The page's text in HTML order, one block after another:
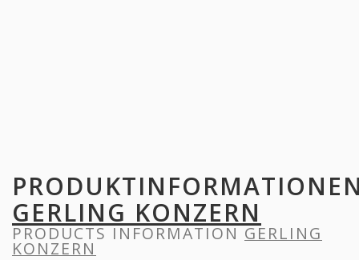
GERLING KONZERN
PRODUCTS INFORMATION GERLING
KONZERN